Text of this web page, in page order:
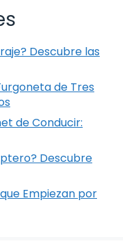
Descubre las
de Tres
de Conducir:
Descubre
Empiezan por